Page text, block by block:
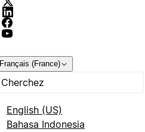
Français (France)
English (US)
Bahasa Indonesia